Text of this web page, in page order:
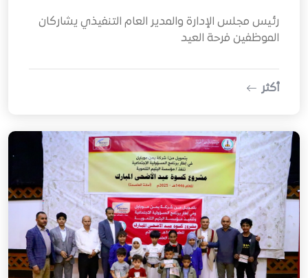
رئيس مجلس الإدارة والمدير العام التنفيذي يشاركان
الموظفين فرحة العيد
أكثر